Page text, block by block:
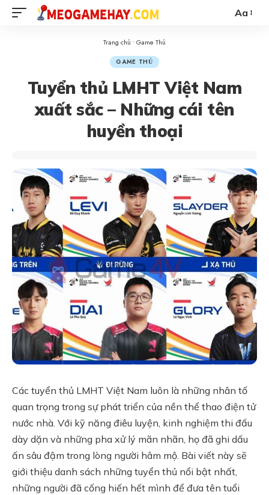
Aa
Trang chủ • Game Thủ
GAME THỦ
Tuyển thủ LMHT Việt Nam
xuất sắc – Những cái tên
huyền thoại
Các tuyển thủ LMHT Việt Nam luôn là những nhân tố
quan trọng trong sự phát triển của nền thể thao điện tử
nước nhà. Với kỹ năng điêu luyện, kinh nghiệm thi đấu
dày dặn và những pha xử lý mãn nhãn, họ đã ghi dấu
ấn sâu đậm trong lòng người hâm mộ. Bài viết này sẽ
giới thiệu danh sách những tuyển thủ nổi bật nhất,
những người đã cống hiến hết mình để đưa tên tuổi